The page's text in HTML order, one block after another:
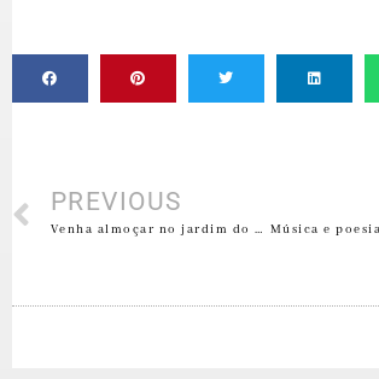
PREVIOUS
Venha almoçar no jardim do Quintana!